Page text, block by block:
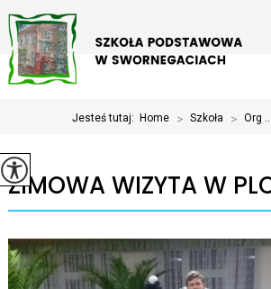
Jesteś tutaj: Home > Szkoła > Org ...
ZIMOWA WIZYTA W